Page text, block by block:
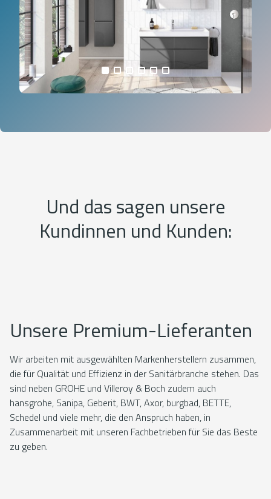
alle Bilder anzeigen
Und das sagen unsere
Kundinnen und Kunden:
Unsere Premium-Lieferanten
Wir arbeiten mit ausgewählten Markenherstellern zusammen,
die für Qualität und Effizienz in der Sanitärbranche stehen. Das
sind neben GROHE und Villeroy & Boch zudem auch
hansgrohe, Sanipa, Geberit, BWT, Axor, burgbad, BETTE,
Schedel und viele mehr, die den Anspruch haben, in
Zusammenarbeit mit unseren Fachbetrieben für Sie das Beste
zu geben.